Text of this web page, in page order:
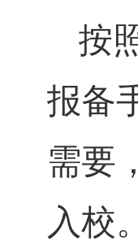
按
报备
需要
入校